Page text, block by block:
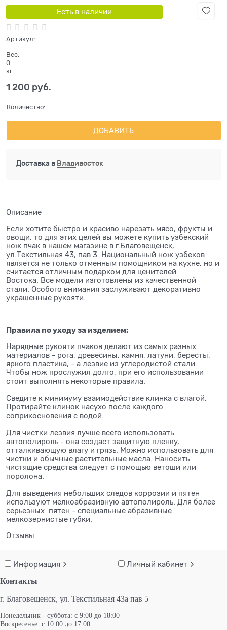
Есть в наличии
Артикул:
Вес:
0
кг.
1 200 руб.
Количество:
ДОБАВИТЬ
Доставка в Владивосток
Описание
Если хотите быстро и красиво нарезать мясо, фрукты и
овощи, то для этих целей вы можете купить узбекский
нож пчак в нашем магазине в г.Благовещенск,
ул.Текстильная 43, пав 3. Национальный нож узбеков
является не только отменным помощником на кухне, но и
считается отличным подарком для ценителей
Востока. Все модели изготовлены из качественной
стали. Особого внимания заслуживают декоративно
украшенные рукояти.
Правила по уходу за изделием:
Нарядные рукояти пчаков делают из самых разных
материалов - рога, древесины, камня, латуни, бересты,
яркого пластика, - а лезвие из углеродистой стали.
Чтобы нож прослужил долго, при его использовании
стоит выполнять некоторые правила.
Сведите к минимуму взаимодействие клинка с влагой.
Протирайте клинок насухо после каждого
соприкосновения с водой.
Для чистки лезвия лучше всего использовать
автополироль - она создаст защитную пленку,
отталкивающую влагу и грязь. Можно использовать для
чистки и обычные растительные масла. Наносить
чистящие средства следует с помощью ветоши или
поролона.
Для выведения небольших следов коррозии и пятен
используют мелкоабразивную автополироль. Для более
серьезных пятен - специальные абразивные
мелкозернистые губки.
Отзывы
Информация Личный кабинет
Контакты
г. Благовещенск, ул. Текстильная 43а пав 5
Понедельник - суббота: с 9:00 до 18:00
Воскресенье: с 10:00 до 17:00